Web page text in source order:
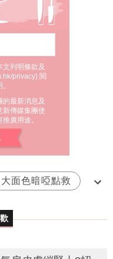
文列明條款及
privacy) 閱
的最新消息及
新傳媒集團使
廣用途。
面色暗啞點救